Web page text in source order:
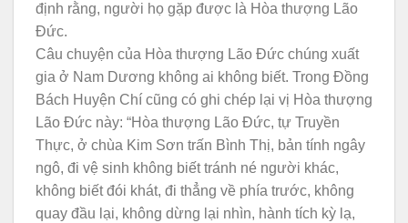
định rằng, người họ gặp được là Hòa thượng Lão
Đức.
Câu chuyện của Hòa thượng Lão Đức chúng xuất
gia ở Nam Dương không ai không biết. Trong Đồng
Bách Huyện Chí cũng có ghi chép lại vị Hòa thượng
Lão Đức này: “Hòa thượng Lão Đức, tự Truyền
Thực, ở chùa Kim Sơn trấn Bình Thị, bản tính ngây
ngô, đi vệ sinh không biết tránh né người khác,
không biết đói khát, đi thẳng về phía trước, không
quay đầu lại, không dừng lại nhìn, hành tích kỳ lạ,